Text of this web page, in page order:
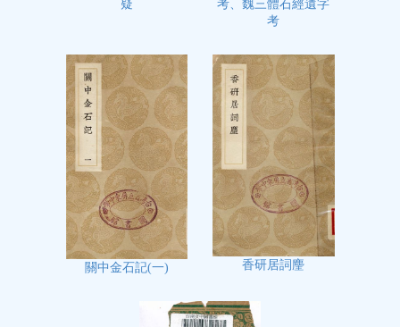
疑
考、魏三體石經遺字
考
關中金石記(一) 香研居詞麈